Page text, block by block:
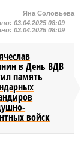
Яна Соловьева
03.04.2025 08:09
03.04.2025 08:09
в День ВДВ
память
войск